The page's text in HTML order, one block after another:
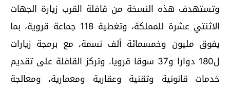
وتستهدف هذه النسخة من قافلة القرب زيارة الجهات
الاثنتي عشرة للمملكة، وتغطية 118 جماعة قروية، بما
يفوق مليون وخمسمائة ألف نسمة، مع برمجة زيارات
ل180 دوارا و37 سوقا قرويا. وتركز القافلة على تقديم
خدمات قانونية وتقنية وعقارية ومعمارية، ومعالجة